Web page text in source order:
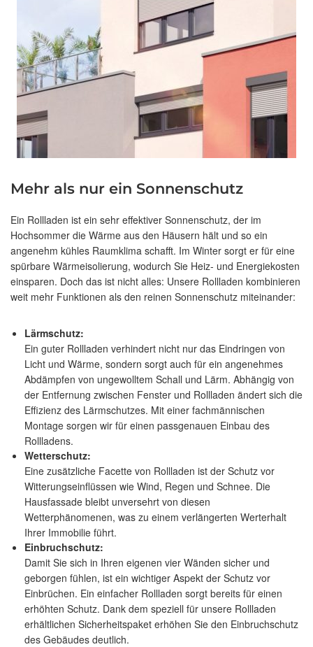
Mehr als nur ein Sonnenschutz
Ein Rollladen ist ein sehr effektiver Sonnenschutz, der im
Hochsommer die Wärme aus den Häusern hält und so ein
angenehm kühles Raumklima schafft. Im Winter sorgt er für eine
spürbare Wärmeisolierung, wodurch Sie Heiz- und Energiekosten
einsparen. Doch das ist nicht alles: Unsere Rollladen kombinieren
weit mehr Funktionen als den reinen Sonnenschutz miteinander:
Lärmschutz:
Ein guter Rollladen verhindert nicht nur das Eindringen von
Licht und Wärme, sondern sorgt auch für ein angenehmes
Abdämpfen von ungewolltem Schall und Lärm. Abhängig von
der Entfernung zwischen Fenster und Rollladen ändert sich die
Effizienz des Lärmschutzes. Mit einer fachmännischen
Montage sorgen wir für einen passgenauen Einbau des
Rollladens.
Wetterschutz:
Eine zusätzliche Facette von Rollladen ist der Schutz vor
Witterungseinflüssen wie Wind, Regen und Schnee. Die
Hausfassade bleibt unversehrt von diesen
Wetterphänomenen, was zu einem verlängerten Werterhalt
Ihrer Immobilie führt.
Einbruchschutz:
Damit Sie sich in Ihren eigenen vier Wänden sicher und
geborgen fühlen, ist ein wichtiger Aspekt der Schutz vor
Einbrüchen. Ein einfacher Rollladen sorgt bereits für einen
erhöhten Schutz. Dank dem speziell für unsere Rollladen
erhältlichen Sicherheitspaket erhöhen Sie den Einbruchschutz
des Gebäudes deutlich.